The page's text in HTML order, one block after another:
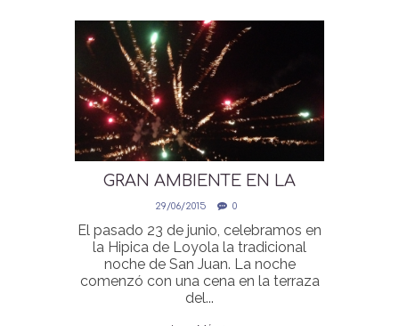
GRAN AMBIENTE EN LA
NOCHE DE SAN JUAN
29/06/2015 0
El pasado 23 de junio, celebramos en
la Hipica de Loyola la tradicional
noche de San Juan. La noche
comenzó con una cena en la terraza
del...